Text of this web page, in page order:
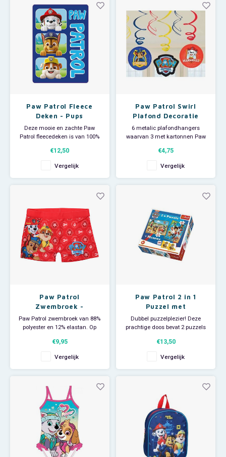
Paw Patrol Fleece
Deken - Pups
Deze mooie en zachte Paw
Patrol fleecedeken is van 100%
Marshall, Chase en Rubble
staan afgebeeld op dit leuke
kleed.. De Nickelodeon deken is
ook superleuk om te gebruiken
€12,50
Vergelijk
Paw Patrol Swirl
Plafond Decoratie
6 metalic plafondhangers
waarvan 3 met kartonnen Paw
decoratie hangers hebben een
doorsnede van ca 15 cm.
Lengte ca 80 cm.
€4,75
Vergelijk
Paw Patrol
Zwembroek -
Nickelodeon
Paw Patrol zwembroek van 88%
polyester en 12% elastan. Op
zwembroek staan Marshall,
Rubble en Chase afgebeeld.
Zwemmen wordt zo nóg leuker
als je op vakantie of naar de
polyester en 12% elastan.
€9,95
Vergelijk
Paw Patrol 2 in 1
Puzzel met
Geheugenspel - 30/48
stukjes - Trefl
Dubbel puzzelplezier! Deze
prachtige doos bevat 2 puzzels
30 stukjes en een puzzel met 48
stukjes. De set bevat ook 24
leuke memo's om gezellig met
je vriendjes en vriendinnetjes
€13,50
Vergelijk